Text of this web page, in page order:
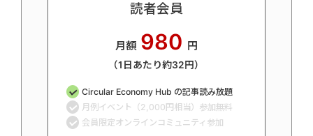
読者会員
月額 980 円
（1日あたり約32円）
Circular Economy Hub の記事読み放題
月例イベント（2,000円相当）参加無料
会員限定オンラインコミュニティ参加